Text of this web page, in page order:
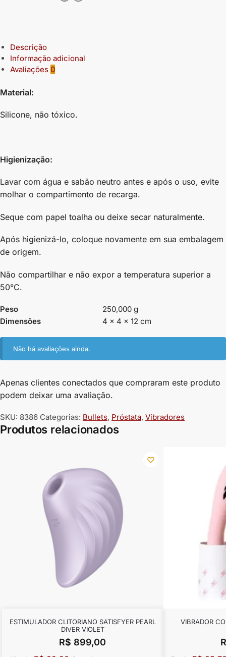
Descrição
Informação adicional
Avaliações 0
Material:
Silicone, não tóxico.
Higienização:
Lavar com água e sabão neutro antes e após o uso, evite
molhar o compartimento de recarga.
Seque com papel toalha ou deixe secar naturalmente.
Após higienizá-lo, coloque novamente em sua embalagem
de origem.
Não compartilhar e não expor a temperatura superior a
50°C.
Peso
250,000 g
Dimensões
4 × 4 × 12 cm
Não há avaliações ainda.
Apenas clientes conectados que compraram este produto
podem deixar uma avaliação.
SKU: 8386 Categorias: Bullets, Próstata, Vibradores
Produtos relacionados
ESTIMULADOR CLITORIANO SATISFYER PEARL
DIVER VIOLET
R$ 899,00
VIBRADOR